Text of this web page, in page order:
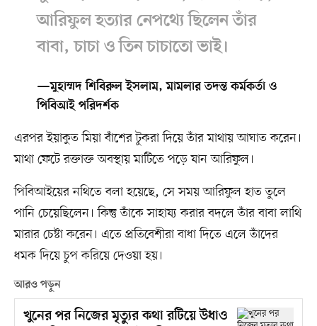
আরিফুল হত্যার নেপথ্যে ছিলেন তাঁর
বাবা, চাচা ও তিন চাচাতো ভাই।
—মুহাম্মদ শিবিরুল ইসলাম, মামলার তদন্ত কর্মকর্তা ও
পিবিআই পরিদর্শক
এরপর ইয়াকুত মিয়া বাঁশের টুকরা দিয়ে তাঁর মাথায় আঘাত করেন।
মাথা ফেটে রক্তাক্ত অবস্থায় মাটিতে পড়ে যান আরিফুল।
পিবিআইয়ের নথিতে বলা হয়েছে, সে সময় আরিফুল হাত তুলে
পানি চেয়েছিলেন। কিন্তু তাঁকে সাহায্য করার বদলে তাঁর বাবা লাথি
মারার চেষ্টা করেন। এতে প্রতিবেশীরা বাধা দিতে এলে তাঁদের
ধমক দিয়ে চুপ করিয়ে দেওয়া হয়।
আরও পড়ুন
খুনের পর নিজের মৃত্যুর কথা রটিয়ে উধাও